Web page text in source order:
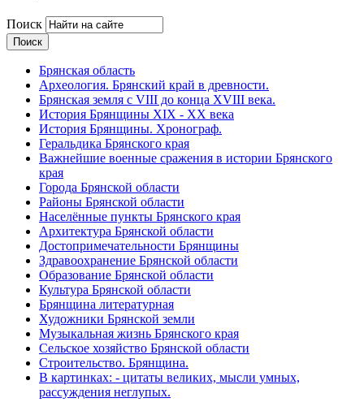
Поиск
Брянская область
Археология. Брянский край в древности.
Брянская земля с VIII до конца XVIII века.
История Брянщины XIX - XX века
История Брянщины. Хронограф.
Геральдика Брянского края
Важнейшие военные сражения в истории Брянского
края
Города Брянской области
Районы Брянской области
Населённые пункты Брянского края
Архитектура Брянской области
Достопримечательности Брянщины
Здравоохранение Брянской области
Образование Брянской области
Культура Брянской области
Брянщина литературная
Художники Брянской земли
Музыкальная жизнь Брянского края
Сельское хозяйство Брянской области
Строительство. Брянщина.
В картинках: - цитаты великих, мысли умных,
рассуждения неглупых.